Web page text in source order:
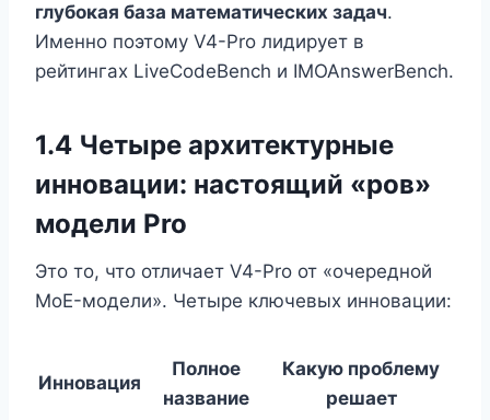
глубокая база математических задач.
Именно поэтому V4-Pro лидирует в
рейтингах LiveCodeBench и IMOAnswerBench.
1.4 Четыре архитектурные
инновации: настоящий «ров»
модели Pro
Это то, что отличает V4-Pro от «очередной
MoE-модели». Четыре ключевых инновации:
Инновация
Полное
название
Какую проблему
решает